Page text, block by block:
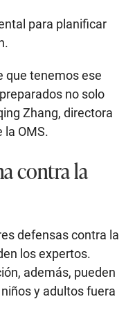
para planificar
que tenemos ese
no solo
Zhang, directora
la OMS.
contra la
defensas contra la
los expertos.
además, pueden
y adultos fuera